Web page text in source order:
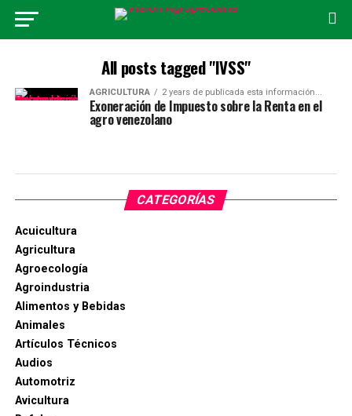
All posts tagged "IVSS"
AGRICULTURA 2 years de publicada esta información...
Exoneración de Impuesto sobre la Renta en el
agro venezolano
CATEGORÍAS
Acuicultura
Agricultura
Agroecología
Agroindustria
Alimentos y Bebidas
Animales
Artículos Técnicos
Audios
Automotriz
Avicultura